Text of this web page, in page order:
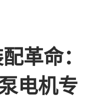
革命：
电机专